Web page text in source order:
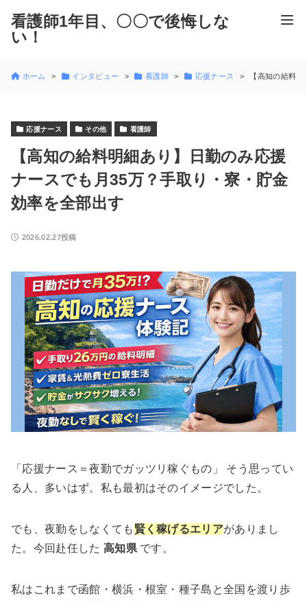
看護師1年目、〇〇で後悔しな
い！
ホーム インタビュー 看護師 応援ナース 【高知の給料
応援ナース その他 看護師
【高知の給料明細あり】日勤のみ応援
ナースでも月35万？手取り・寮・貯金
効率を全部出す
2026.02.27投稿
「応援ナース＝夜勤でガッツリ稼ぐもの」 そう思ってい
る人、多いはず。私も最初はそのイメージでした。
でも、夜勤をしなくても 賢く稼げるエリアがありまし
た。今回赴任した 高知県です。
私はこれまで函館・横浜・根室・種子島と全国を渡り歩